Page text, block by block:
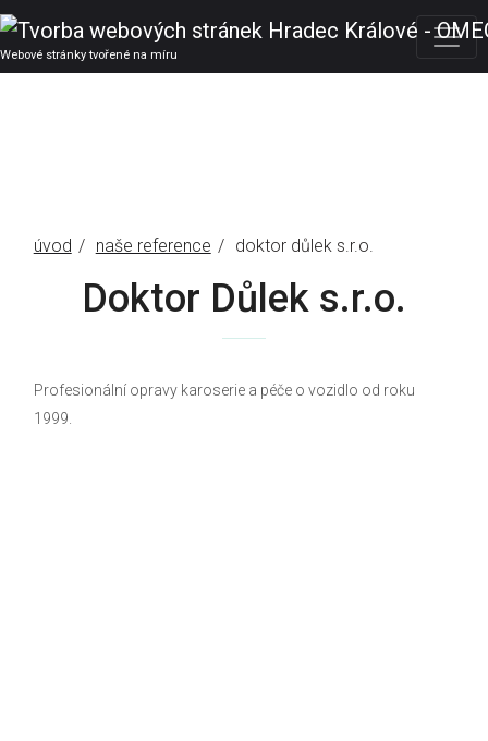
Webové stránky tvořené na míru
úvod naše reference doktor důlek s.r.o.
Doktor Důlek s.r.o.
Profesionální opravy karoserie a péče o vozidlo od roku
1999.